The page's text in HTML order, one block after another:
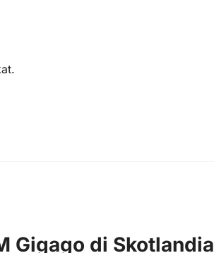
Gigago di Skotlandia